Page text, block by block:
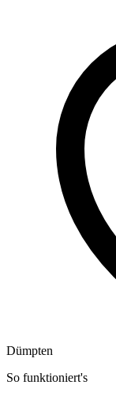
Dümpten
So funktioniert's